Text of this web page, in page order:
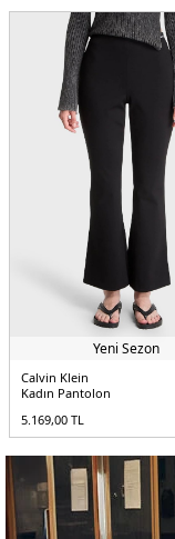
Yeni Sezon
Calvin Klein
Kadın T Shirt
3.449,00 TL